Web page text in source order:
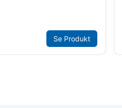
Se Produkt